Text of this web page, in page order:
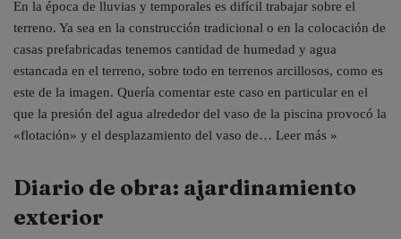
En la época de lluvias y temporales es difícil trabajar sobre el
terreno. Ya sea en la construcción tradicional o en la colocación de
casas prefabricadas tenemos cantidad de humedad y agua
estancada en el terreno, sobre todo en terrenos arcillosos, como es
este de la imagen. Quería comentar este caso en particular en el
que la presión del agua alrededor del vaso de la piscina provocó la
«flotación» y el desplazamiento del vaso de… Leer más »
Diario de obra: ajardinamiento
exterior